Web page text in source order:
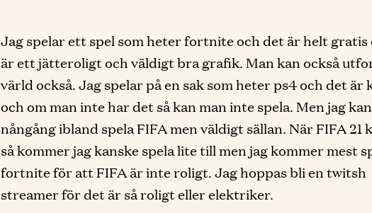
Jag spelar ett spel som heter fortnite och det är helt gratis
är ett jätteroligt och väldigt bra grafik. Man kan också
värld också. Jag spelar på en sak som heter ps4 och det är
och om man inte har det så kan man inte spela. Men jag kan
nångång ibland spela FIFA men väldigt sällan. När FIFA 21
så kommer jag kanske spela lite till men jag kommer mest
fortnite för att FIFA är inte roligt. Jag hoppas bli en twitsh
streamer för det är så roligt eller elektriker.